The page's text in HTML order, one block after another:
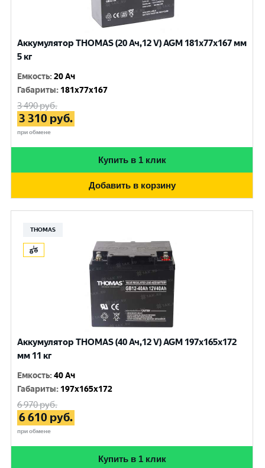
Аккумулятор THOMAS (20 Ач,12 V) AGM 181x77x167 мм
5 кг
Емкость:20 Ач
Габариты: 181x77x167
3 490руб.
3 310 руб.
при обмене
Купить в 1 клик
Добавить в корзину
THOMAS
Аккумулятор THOMAS (40 Ач,12 V) AGM 197x165x172
мм 11 кг
Емкость:40 Ач
Габариты: 197x165x172
6 970руб.
6 610 руб.
при обмене
Купить в 1 клик